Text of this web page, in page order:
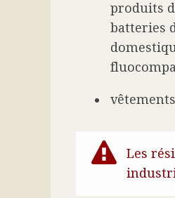
produits
batteries
Les